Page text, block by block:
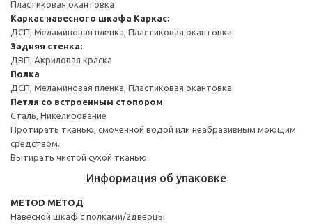
Пластиковая окантовка
Каркас навесного шкафа Каркас:
ДСП, Меламиновая пленка, Пластиковая окантовка
Задняя стенка:
ДВП, Акриловая краска
Полка
ДСП, Меламиновая пленка, Пластиковая окантовка
Петля со встроенным стопором
Сталь, Никелирование
Протирать тканью, смоченной водой или неабразивным моющим
средством.
Вытирать чистой сухой тканью.
Информация об упаковке
METOD МЕТОД
Навесной шкаф с полками/2дверцы